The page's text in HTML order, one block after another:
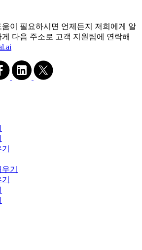
이 필요하시면 언제든지 저희에게 알
다음 주소로 고객 지원팀에 연락해
기